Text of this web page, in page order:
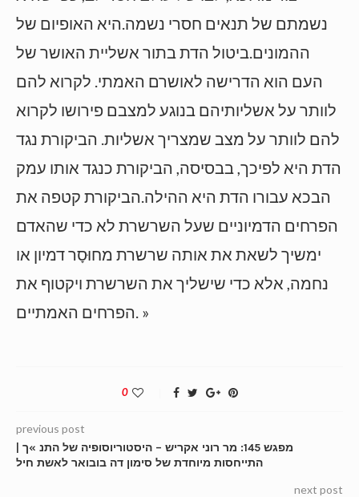
נשמתם של תנאים חסרי נשמה.היא האופיום של
ההמונים.ביטול הדת בתור אשליית האושר של
העם הוא הדרישה לאושרם האמתי. לקרוא להם
לוותר על אשליותיהם בנוגע למצבם פירושו לקרוא
להם לוותר על מצב שמצריך אשליות. הביקורת נגד
הדת היא לפיכך, בבסיסה, הביקורת כנגד אותו עמק
הבכא עבורו הדת היא ההילה.הביקורת קטפה את
הפרחים הדמיוניים שעל השרשרת לא כדי שהאדם
ימשיך לשאת את אותה שרשרת מחוּסָר דמיון או
נחמה, אלא כדי שישליך את השרשרת ויקטוף את
הפרחים האמתיים. »
0
previous post
מפגש 145: מר רוני אקריש – היסטוריוסופיה של התנ »ך |
התייחסות מיוחדת של סימון דה בובואר לאשת חיל
next post